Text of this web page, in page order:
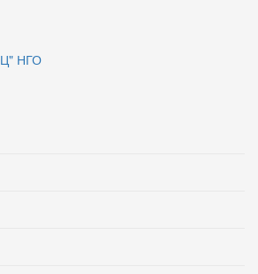
НГО